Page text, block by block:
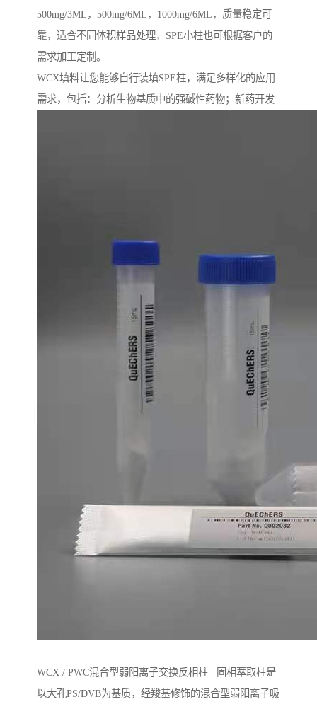
500mg/3ML，500mg/6ML，1000mg/6ML，质量稳定可
靠，适合不同体积样品处理，SPE小柱也可根据客户的
需求加工定制。
WCX填料让您能够自行装填SPE柱，满足多样化的应用
需求，包括：分析生物基质中的强碱性药物；新药开发
WCX / PWC混合型弱阳离子交换反相柱 固相萃取柱是
以大孔PS/DVB为基质，经羧基修饰的混合型弱阳离子吸